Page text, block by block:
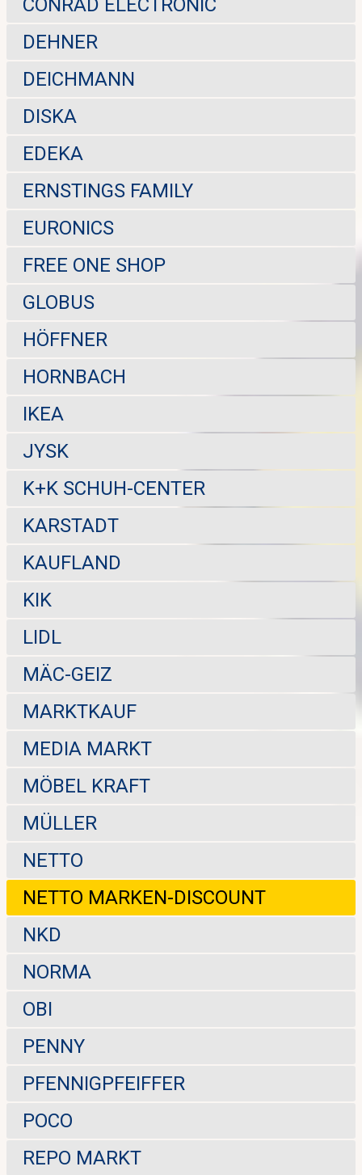
CONRAD ELECTRONIC
DEHNER
DEICHMANN
DISKA
EDEKA
ERNSTINGS FAMILY
EURONICS
FREE ONE SHOP
GLOBUS
HÖFFNER
HORNBACH
IKEA
JYSK
K+K SCHUH-CENTER
KARSTADT
KAUFLAND
KIK
LIDL
MÄC-GEIZ
MARKTKAUF
MEDIA MARKT
MÖBEL KRAFT
MÜLLER
NETTO
NETTO MARKEN-DISCOUNT
NKD
NORMA
OBI
PENNY
PFENNIGPFEIFFER
POCO
REPO MARKT